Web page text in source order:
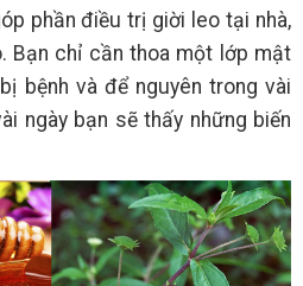
phần điều trị giời leo tại nhà,
Bạn chỉ cần thoa một lớp mật
bệnh và để nguyên trong vài
ngày bạn sẽ thấy những biến